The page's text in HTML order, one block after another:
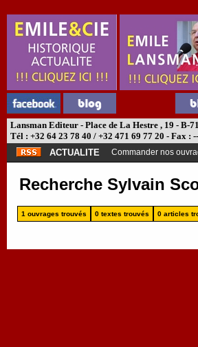
Lansman Editeur - Place de La Hestre , 19 - B-
Tél : +32 64 23 78 40 / +32 471 69 77 20 - Fax :
ACTUALITE
Commander nos
Recherche Sylvain
1 ouvrages trouvés 0 textes trouvés 0 articles